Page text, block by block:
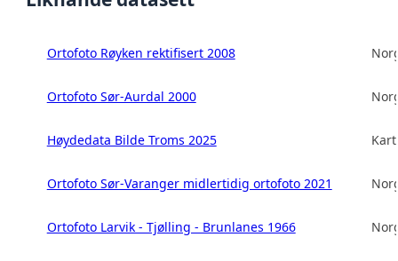
Ortofoto Røyken rektifisert 2008
Ortofoto Sør-Aurdal 2000
Høydedata Bilde Troms 2025
Ortofoto Sør-Varanger midlertidig ortofoto 2021
Ortofoto Larvik - Tjølling - Brunlanes 1966